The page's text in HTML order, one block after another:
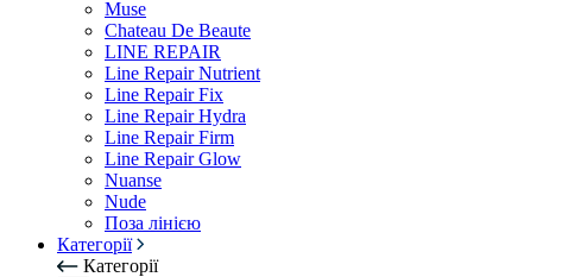
Muse
Chateau De Beaute
LINE REPAIR
Line Repair Nutrient
Line Repair Fix
Line Repair Hydra
Line Repair Firm
Line Repair Glow
Nuanse
Nude
Поза лінією
Категорії
Категорії